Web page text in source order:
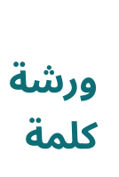
ورشة
كلمة